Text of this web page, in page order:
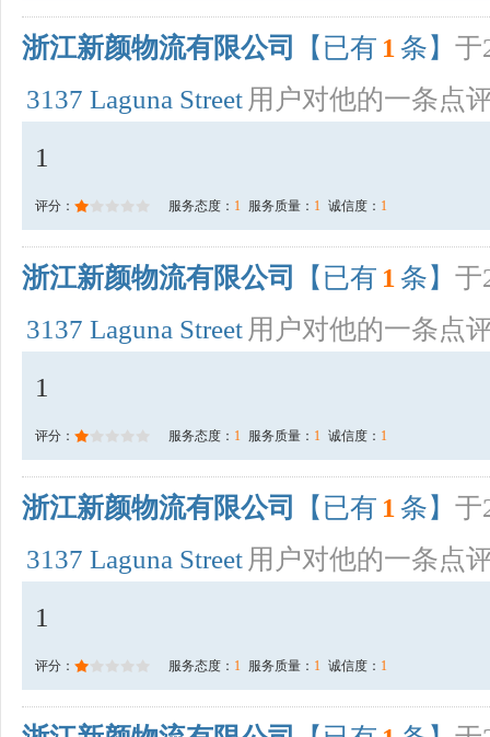
浙江新颜物流有限公司 【已有 1 条】 于
3137 Laguna Street 用户对他的一条点
1
评分： 服务态度： 1 服务质量： 1 诚信度： 1
浙江新颜物流有限公司 【已有 1 条】 于
3137 Laguna Street 用户对他的一条点
1
评分： 服务态度： 1 服务质量： 1 诚信度： 1
浙江新颜物流有限公司 【已有 1 条】 于
3137 Laguna Street 用户对他的一条点
1
评分： 服务态度： 1 服务质量： 1 诚信度： 1